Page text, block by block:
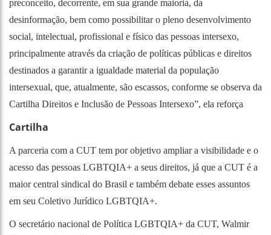
preconceito, decorrente, em sua grande maioria, da
desinformação, bem como possibilitar o pleno desenvolvimento
social, intelectual, profissional e físico das pessoas intersexo,
principalmente através da criação de políticas públicas e direitos
destinados a garantir a igualdade material da população
intersexual, que, atualmente, são escassos, conforme se observa da
Cartilha Direitos e Inclusão de Pessoas Intersexo”, ela reforça
Cartilha
A parceria com a CUT tem por objetivo ampliar a visibilidade e o
acesso das pessoas LGBTQIA+ a seus direitos, já que a CUT é a
maior central sindical do Brasil e também debate esses assuntos
em seu Coletivo Jurídico LGBTQIA+.
O secretário nacional de Política LGBTQIA+ da CUT, Walmir